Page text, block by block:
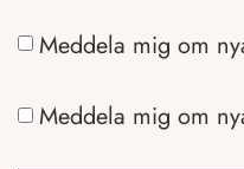
Meddela mig om
Meddela mig om